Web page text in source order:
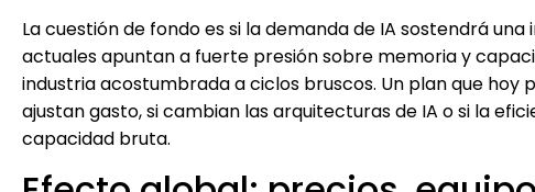
La cuestión de fondo es si la demanda de IA sostendrá
actuales apuntan a fuerte presión sobre memoria y
industria acostumbrada a ciclos bruscos. Un plan que
ajustan gasto, si cambian las arquitecturas de IA o si la
capacidad bruta.